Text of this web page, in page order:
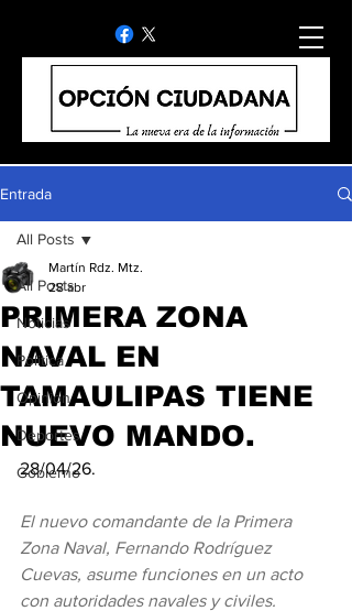
Entrada
All Posts
Noticias
Politica
Opinion
Deportes
Gobierno
All Posts
PRIMERA ZONA
NAVAL EN
TAMAULIPAS TIENE
NUEVO MANDO.
Martín Rdz. Mtz.
28 abr
28/04/26.
El nuevo comandante de la Primera
Zona Naval, Fernando Rodríguez
Cuevas, asume funciones en un acto
con autoridades navales y civiles.